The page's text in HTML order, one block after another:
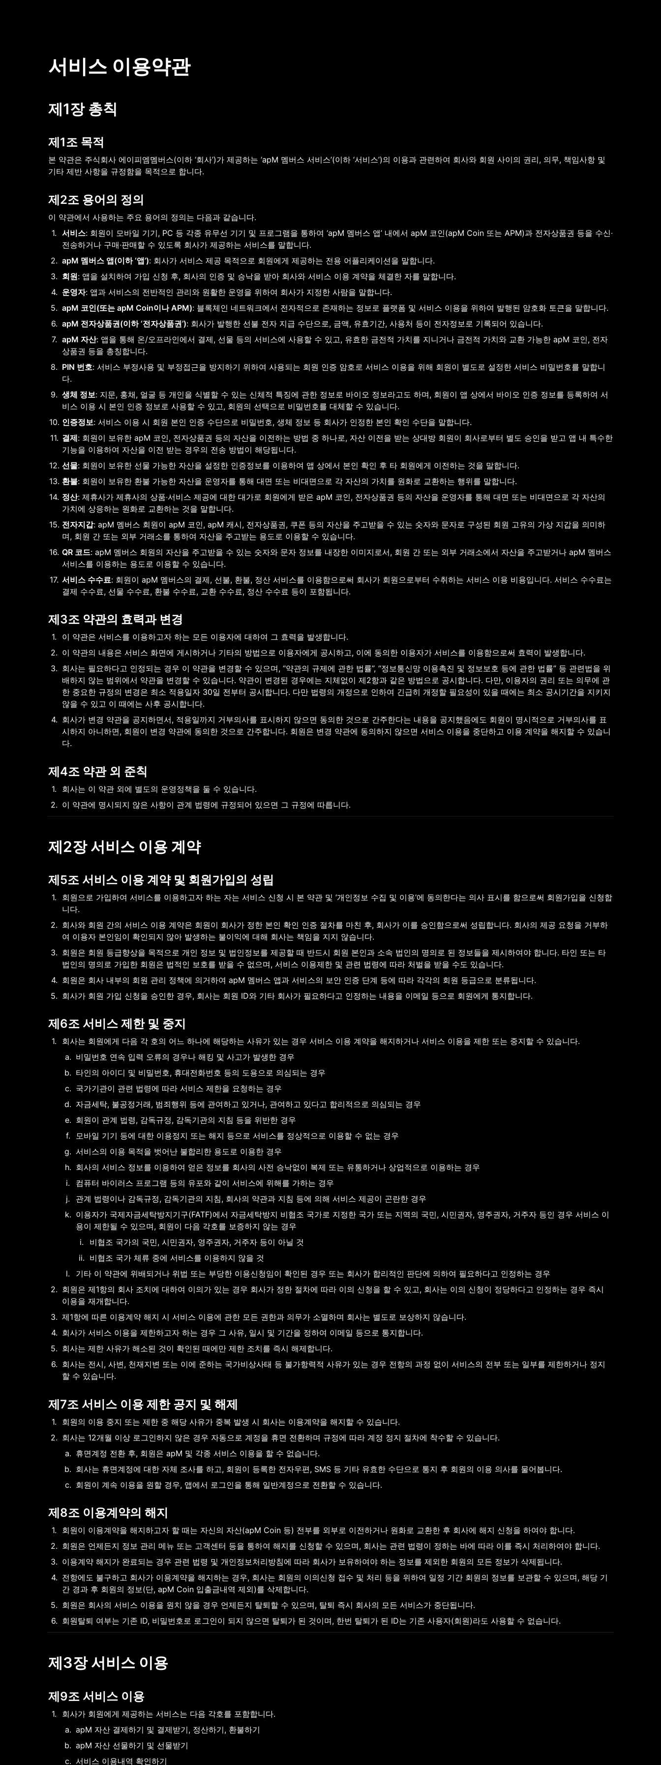
서비스 이용약관
제1장 총칙
제1조 목적
본 약관은 주식회사 에이피엠멤버스(이하 ‘회사’)가 제공하는 ‘apM 멤버스 서비스’(이하 ‘서비스’)의 이용과 관련하여 회사와 회원 사이의 권리, 의무, 책임사항 및
기타 제반 사항을 규정함을 목적으로 합니다.
제2조 용어의 정의
이 약관에서 사용하는 주요 용어의 정의는 다음과 같습니다.
1. 서비스: 회원이 모바일 기기, PC 등 각종 유무선 기기 및 프로그램을 통하여 ‘apM 멤버스 앱’ 내에서 apM 코인(apM Coin 또는 APM)과 전자상품권 등을 수신∙
전송하거나 구매∙판매할 수 있도록 회사가 제공하는 서비스를 말합니다.
2. apM 멤버스 앱(이하 ‘앱’): 회사가 서비스 제공 목적으로 회원에게 제공하는 전용 어플리케이션을 말합니다.
3. 회원: 앱을 설치하여 가입 신청 후, 회사의 인증 및 승낙을 받아 회사와 서비스 이용 계약을 체결한 자를 말합니다.
4. 운영자: 앱과 서비스의 전반적인 관리와 원활한 운영을 위하여 회사가 지정한 사람을 말합니다.
5. apM 코인(또는 apM Coin이나 APM): 블록체인 네트워크에서 전자적으로 존재하는 정보로 플랫폼 및 서비스 이용을 위하여 발행된 암호화 토큰을 말합니다.
6. apM 전자상품권(이하 ‘전자상품권’): 회사가 발행한 선불 전자 지급 수단으로, 금액, 유효기간, 사용처 등이 전자정보로 기록되어 있습니다.
7. apM 자산: 앱을 통해 온/오프라인에서 결제, 선물 등의 서비스에 사용할 수 있고, 유효한 금전적 가치를 지니거나 금전적 가치와 교환 가능한 apM 코인, 전자
상품권 등을 총칭합니다.
8. PIN 번호: 서비스 부정사용 및 부정접근을 방지하기 위하여 사용되는 회원 인증 암호로 서비스 이용을 위해 회원이 별도로 설정한 서비스 비밀번호를 말합니
다.
9. 생체 정보: 지문, 홍채, 얼굴 등 개인을 식별할 수 있는 신체적 특징에 관한 정보로 바이오 정보라고도 하며, 회원이 앱 상에서 바이오 인증 정보를 등록하여 서
비스 이용 시 본인 인증 정보로 사용할 수 있고, 회원의 선택으로 비밀번호를 대체할 수 있습니다.
10. 인증정보: 서비스 이용 시 회원 본인 인증 수단으로 비밀번호, 생체 정보 등 회사가 인정한 본인 확인 수단을 말합니다.
11. 결제: 회원이 보유한 apM 코인, 전자상품권 등의 자산을 이전하는 방법 중 하나로, 자산 이전을 받는 상대방 회원이 회사로부터 별도 승인을 받고 앱 내 특수한
기능을 이용하여 자산을 이전 받는 경우의 전송 방법이 해당됩니다.
12. 선물: 회원이 보유한 선물 가능한 자산을 설정한 인증정보를 이용하여 앱 상에서 본인 확인 후 타 회원에게 이전하는 것을 말합니다.
13. 환불: 회원이 보유한 환불 가능한 자산을 운영자를 통해 대면 또는 비대면으로 각 자산의 가치를 원화로 교환하는 행위를 말합니다.
14. 정산: 제휴사가 제휴사의 상품∙서비스 제공에 대한 대가로 회원에게 받은 apM 코인, 전자상품권 등의 자산을 운영자를 통해 대면 또는 비대면으로 각 자산의
가치에 상응하는 원화로 교환하는 것을 말합니다.
15. 전자지갑: apM 멤버스 회원이 apM 코인, apM 캐시, 전자상품권, 쿠폰 등의 자산을 주고받을 수 있는 숫자와 문자로 구성된 회원 고유의 가상 지갑을 의미하
며, 회원 간 또는 외부 거래소를 통하여 자산을 주고받는 용도로 이용할 수 있습니다.
16. QR 코드: apM 멤버스 회원의 자산을 주고받을 수 있는 숫자와 문자 정보를 내장한 이미지로서, 회원 간 또는 외부 거래소에서 자산을 주고받거나 apM 멤버스
서비스를 이용하는 용도로 이용할 수 있습니다.
17. 서비스 수수료: 회원이 apM 멤버스의 결제, 선불, 환불, 정산 서비스를 이용함으로써 회사가 회원으로부터 수취하는 서비스 이용 비용입니다. 서비스 수수료는
결제 수수료, 선물 수수료, 환불 수수료, 교환 수수료, 정산 수수료 등이 포함됩니다.
제3조 약관의 효력과 변경
1.
이 약관은 서비스를 이용하고자 하는 모든 이용자에 대하여 그 효력을 발생합니다.
2. 이 약관의 내용은 서비스 화면에 게시하거나 기타의 방법으로 이용자에게 공시하고, 이에 동의한 이용자가 서비스를 이용함으로써 효력이 발생합니다.
3. 회사는 필요하다고 인정되는 경우 이 약관을 변경할 수 있으며, “약관의 규제에 관한 법률”, “정보통신망 이용촉진 및 정보보호 등에 관한 법률” 등 관련법을 위
배하지 않는 범위에서 약관을 변경할 수 있습니다. 약관이 변경된 경우에는 지체없이 제2항과 같은 방법으로 공시합니다. 다만, 이용자의 권리 또는 의무에 관
한 중요한 규정의 변경은 최소 적용일자 30일 전부터 공시합니다. 다만 법령의 개정으로 인하여 긴급히 개정할 필요성이 있을 때에는 최소 공시기간을 지키지
않을 수 있고 이 때에는 사후 공시합니다.
4. 회사가 변경 약관을 공지하면서, 적용일까지 거부의사를 표시하지 않으면 동의한 것으로 간주한다는 내용을 공지했음에도 회원이 명시적으로 거부의사를 표
시하지 아니하면, 회원이 변경 약관에 동의한 것으로 간주합니다. 회원은 변경 약관에 동의하지 않으면 서비스 이용을 중단하고 이용 계약을 해지할 수 있습니
다.
제4조 약관 외 준칙
1.
회사는 이 약관 외에 별도의 운영정책을 둘 수 있습니다.
2. 이 약관에 명시되지 않은 사항이 관계 법령에 규정되어 있으면 그 규정에 따릅니다.
제2장 서비스 이용 계약
제5조 서비스 이용 계약 및 회원가입의 성립
1.
회원으로 가입하여 서비스를 이용하고자 하는 자는 서비스 신청 시 본 약관 및 ‘개인정보 수집 및 이용’에 동의한다는 의사 표시를 함으로써 회원가입을 신청합
니다.
2. 회사와 회원 간의 서비스 이용 계약은 회원이 회사가 정한 본인 확인 인증 절차를 마친 후, 회사가 이를 승인함으로써 성립합니다. 회사의 제공 요청을 거부하
여 이용자 본인임이 확인되지 않아 발생하는 불이익에 대해 회사는 책임을 지지 않습니다.
3. 회원은 회원 등급향상을 목적으로 개인 정보 및 법인정보를 제공할 때 반드시 회원 본인과 소속 법인의 명의로 된 정보들을 제시하여야 합니다. 타인 또는 타
법인의 명의로 가입한 회원은 법적인 보호를 받을 수 없으며, 서비스 이용제한 및 관련 법령에 따라 처벌을 받을 수도 있습니다.
4. 회원은 회사 내부의 회원 관리 정책에 의거하여 apM 멤버스 앱과 서비스의 보안 인증 단계 등에 따라 각각의 회원 등급으로 분류됩니다.
5. 회사가 회원 가입 신청을 승인한 경우, 회사는 회원 ID와 기타 회사가 필요하다고 인정하는 내용을 이메일 등으로 회원에게 통지합니다.
제6조 서비스 제한 및 중지
1.
회사는 회원에게 다음 각 호의 어느 하나에 해당하는 사유가 있는 경우 서비스 이용 계약을 해지하거나 서비스 이용을 제한 또는 중지할 수 있습니다.
a. 비밀번호 연속 입력 오류의 경우나 해킹 및 사고가 발생한 경우
b. 타인의 아이디 및 비밀번호, 휴대전화번호 등의 도용으로 의심되는 경우
c. 국가기관이 관련 법령에 따라 서비스 제한을 요청하는 경우
d. 자금세탁, 불공정거래, 범죄행위 등에 관여하고 있거나, 관여하고 있다고 합리적으로 의심되는 경우
e. 회원이 관계 법령, 감독규정, 감독기관의 지침 등을 위반한 경우
f.
모바일 기기 등에 대한 이용정지 또는 해지 등으로 서비스를 정상적으로 이용할 수 없는 경우
g. 서비스의 이용 목적을 벗어난 불합리한 용도로 이용한 경우
h. 회사의 서비스 정보를 이용하여 얻은 정보를 회사의 사전 승낙없이 복제 또는 유통하거나 상업적으로 이용하는 경우
i.
컴퓨터 바이러스 프로그램 등의 유포와 같이 서비스에 위해를 가하는 경우
j.
관계 법령이나 감독규정, 감독기관의 지침, 회사의 약관과 지침 등에 의해 서비스 제공이 곤란한 경우
k. 이용자가 국제자금세탁방지기구(FATF)에서 자금세탁방지 비협조 국가로 지정한 국가 또는 지역의 국민, 시민권자, 영주권자, 거주자 등인 경우 서비스 이
용이 제한될 수 있으며, 회원이 다음 각호를 보증하지 않는 경우
i.
비협조 국가의 국민, 시민권자, 영주권자, 거주자 등이 아닐 것
ii. 비협조 국가 체류 중에 서비스를 이용하지 않을 것
l.
기타 이 약관에 위배되거나 위법 또는 부당한 이용신청임이 확인된 경우 또는 회사가 합리적인 판단에 의하여 필요하다고 인정하는 경우
2. 회원은 제1항의 회사 조치에 대하여 이의가 있는 경우 회사가 정한 절차에 따라 이의 신청을 할 수 있고, 회사는 이의 신청이 정당하다고 인정하는 경우 즉시
이용을 재개합니다.
3. 제1항에 따른 이용계약 해지 시 서비스 이용에 관한 모든 권한과 의무가 소멸하며 회사는 별도로 보상하지 않습니다.
4. 회사가 서비스 이용을 제한하고자 하는 경우 그 사유, 일시 및 기간을 정하여 이메일 등으로 통지합니다.
5. 회사는 제한 사유가 해소된 것이 확인된 때에만 제한 조치를 즉시 해제합니다.
6. 회사는 전시, 사변, 천재지변 또는 이에 준하는 국가비상사태 등 불가항력적 사유가 있는 경우 전항의 과정 없이 서비스의 전부 또는 일부를 제한하거나 정지
할 수 있습니다.
제7조 서비스 이용 제한 공지 및 해제
1.
회원의 이용 중지 또는 제한 중 해당 사유가 중복 발생 시 회사는 이용계약을 해지할 수 있습니다.
2. 회사는 12개월 이상 로그인하지 않은 경우 자동으로 계정을 휴면 전환하며 규정에 따라 계정 정지 절차에 착수할 수 있습니다.
a. 휴면계정 전환 후, 회원은 apM 및 각종 서비스 이용을 할 수 없습니다.
b. 회사는 휴면계정에 대한 자체 조사를 하고, 회원이 등록한 전자우편, SMS 등 기타 유효한 수단으로 통지 후 회원의 이용 의사를 물어봅니다.
c. 회원이 계속 이용을 원할 경우, 앱에서 로그인을 통해 일반계정으로 전환할 수 있습니다.
제8조 이용계약의 해지
1.
회원이 이용계약을 해지하고자 할 때는 자신의 자산(apM Coin 등) 전부를 외부로 이전하거나 원화로 교환한 후 회사에 해지 신청을 하여야 합니다.
2. 회원은 언제든지 정보 관리 메뉴 또는 고객센터 등을 통하여 해지를 신청할 수 있으며, 회사는 관련 법령이 정하는 바에 따라 이를 즉시 처리하여야 합니다.
3. 이용계약 해지가 완료되는 경우 관련 법령 및 개인정보처리방침에 따라 회사가 보유하여야 하는 정보를 제외한 회원의 모든 정보가 삭제됩니다.
4. 전항에도 불구하고 회사가 이용계약을 해지하는 경우, 회사는 회원의 이의신청 접수 및 처리 등을 위하여 일정 기간 회원의 정보를 보관할 수 있으며, 해당 기
간 경과 후 회원의 정보(단, apM Coin 입출금내역 제외)를 삭제합니다.
5. 회원은 회사의 서비스 이용을 원치 않을 경우 언제든지 탈퇴할 수 있으며, 탈퇴 즉시 회사의 모든 서비스가 중단됩니다.
6. 회원탈퇴 여부는 기존 ID, 비밀번호로 로그인이 되지 않으면 탈퇴가 된 것이며, 한번 탈퇴가 된 ID는 기존 사용자(회원)라도 사용할 수 없습니다.
제3장 서비스 이용
제9조 서비스 이용
1.
회사가 회원에게 제공하는 서비스는 다음 각호를 포함합니다.
a. apM 자산 결제하기 및 결제받기, 정산하기, 환불하기
b. apM 자산 선물하기 및 선물받기
c. 서비스 이용내역 확인하기